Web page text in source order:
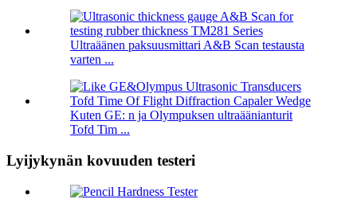
Ultraäänen paksuusmittari A&B Scan testausta
varten ...
Kuten GE: n ja Olympuksen ultraäänianturit
Tofd Tim ...
Lyijykynän kovuuden testeri